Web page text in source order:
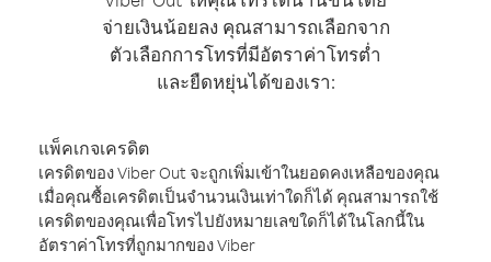
จ่ายเงินน้อยลง คุณสามารถเลือกจาก
ตัวเลือกการโทรที่มีอัตราค่าโทรต่ำ
และยืดหยุ่นได้ของเรา:
แพ็คเกจเครดิต
เครดิตของ Viber Out จะถูกเพิ่มเข้าในยอดคงเหลือของคุณ
เมื่อคุณซื้อเครดิตเป็นจำนวนเงินเท่าใดก็ได้ คุณสามารถใช้
เครดิตของคุณเพื่อโทรไปยังหมายเลขใดก็ได้ในโลกนี้ใน
อัตราค่าโทรที่ถูกมากของ Viber